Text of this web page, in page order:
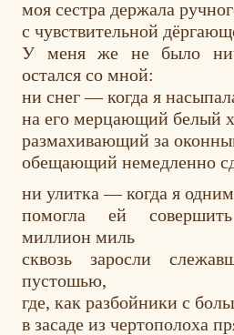
моя сестра держала
с чувствительной
У меня же не было
остался со мной:
ни снег — когда я
на его мерцающий белый
размахивающий за
обещающий немедленно
ни улитка — когда я
помогла ей
миллион миль
сквозь заросли
пустошью,
где, как разбойники с
в засаде из чертополоха